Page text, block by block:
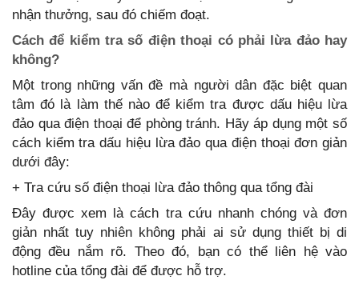
nhận thưởng, sau đó chiếm đoạt.
Cách để kiểm tra số điện thoại có phải lừa đảo hay
không?
Một trong những vấn đề mà người dân đặc biệt quan
tâm đó là làm thế nào để kiểm tra được dấu hiệu lừa
đảo qua điện thoại để phòng tránh. Hãy áp dụng một số
cách kiểm tra dấu hiệu lừa đảo qua điện thoại đơn giản
dưới đây:
+ Tra cứu số điện thoại lừa đảo thông qua tổng đài
Đây được xem là cách tra cứu nhanh chóng và đơn
giản nhất tuy nhiên không phải ai sử dụng thiết bị di
động đều nắm rõ. Theo đó, bạn có thể liên hệ vào
hotline của tổng đài để được hỗ trợ.